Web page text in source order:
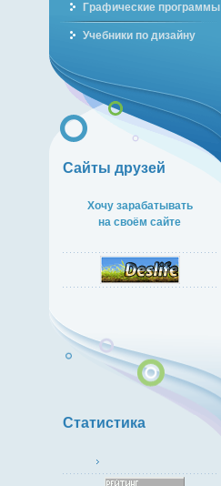
Графические программы
Учебники по дизайну
Сайты друзей
Хочу зарабатывать
на своём сайте
Статистика